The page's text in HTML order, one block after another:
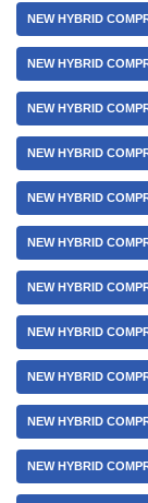
NEW HYBRID
NEW HYBRID
NEW HYBRID
NEW HYBRID
NEW HYBRID
NEW HYBRID
NEW HYBRID
NEW HYBRID
NEW HYBRID
NEW HYBRID
NEW HYBRID